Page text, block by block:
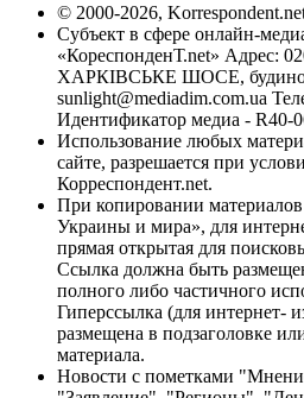
© 2000-2026,
Субъект в сфере онлайн-
«КореспонденТ.net» Адрес:
ХАРКІВСЬКЕ ШОСЕ, будинок
sunlight@mediadim.com.ua
Идентификатор медиа - R40-
Использование любых
сайте, разрешается при
Корреспондент.net.
При копировании
Украины и мира», для
прямая открытая для
Ссылка должна быть
полного либо частичного
Гиперссылка (для интернет-
размещена в подзаголовке
материала.
Новости с пометками